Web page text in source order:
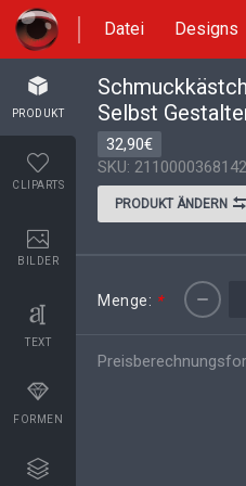
Datei Designs
PRODUKT
CLIPARTS
BILDER
TEXT
FORMEN
Selbst
32,90€
SKU: 2110000368142
PRODUKT ÄNDERN
Menge: *